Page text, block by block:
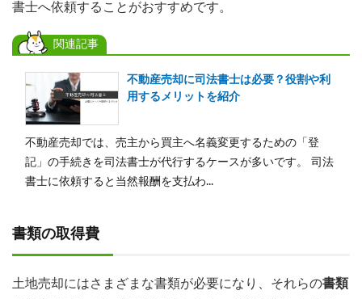
書士へ依頼することがおすすめです。
関連記事
不動産売却に司法書士は必要？役割や利
用するメリットを紹介
不動産売却では、売主から買主へ名義変更するための「登
記」の手続きを司法書士が代行するケースが多いです。 司法
書士に依頼すると当然報酬を支払わ...
書類の取得費
土地売却にはさまざまな書類が必要になり、それらの書類